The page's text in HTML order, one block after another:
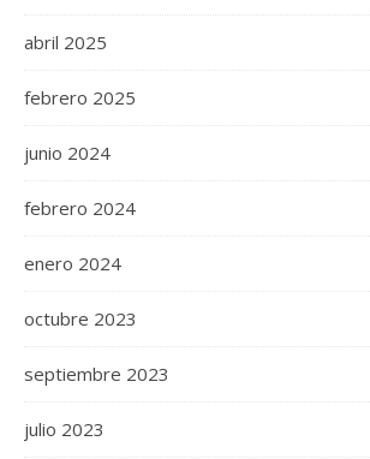
abril 2025
febrero 2025
junio 2024
febrero 2024
enero 2024
octubre 2023
septiembre 2023
julio 2023